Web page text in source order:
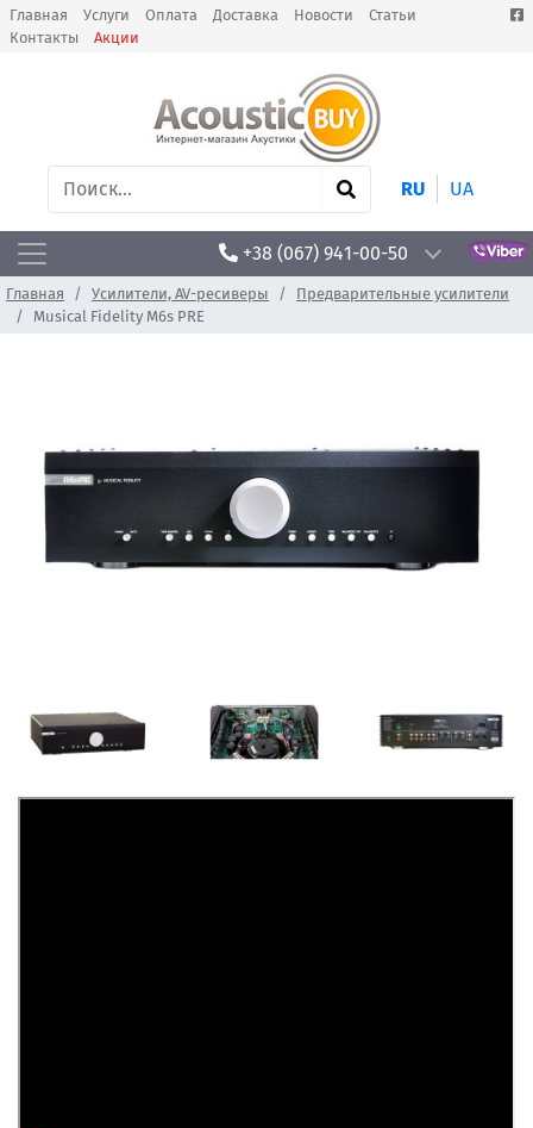
Главная Услуги Оплата Доставка Новости
Статьи
Контакты
Акции
RU UA
+38 (067) 941-00-50
Главная Усилители, AV-ресиверы
Предварительные усилители
Musical Fidelity M6s PRE